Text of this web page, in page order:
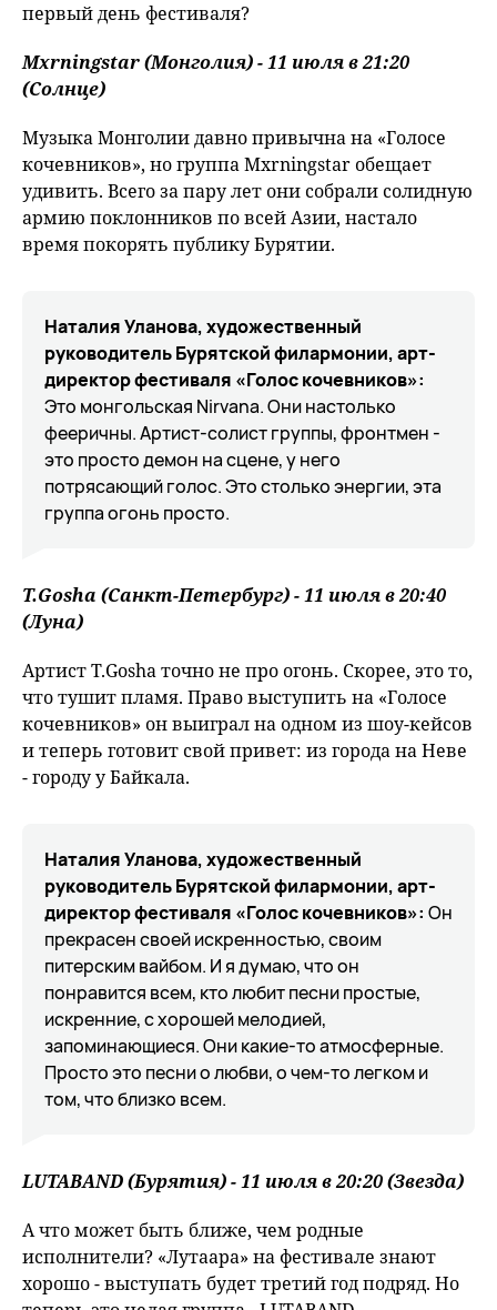
первый день фестиваля?
Mxrningstar (Монголия) - 11 июля в 21:20
(Солнце)
Музыка Монголии давно привычна на «Голосе
кочевников», но группа Mxrningstar обещает
удивить. Всего за пару лет они собрали солидную
армию поклонников по всей Азии, настало
время покорять публику Бурятии.
Наталия Уланова, художественный
руководитель Бурятской филармонии, арт-
директор фестиваля «Голос кочевников»:
Это монгольская Nirvana. Они настолько
фееричны. Артист-солист группы, фронтмен -
это просто демон на сцене, у него
потрясающий голос. Это столько энергии, эта
группа огонь просто.
T.Gosha (Санкт-Петербург) - 11 июля в 20:40
(Луна)
Артист T.Gosha точно не про огонь. Скорее, это то,
что тушит пламя. Право выступить на «Голосе
кочевников» он выиграл на одном из шоу-кейсов
и теперь готовит свой привет: из города на Неве
- городу у Байкала.
Наталия Уланова, художественный
руководитель Бурятской филармонии, арт-
директор фестиваля «Голос кочевников»: Он
прекрасен своей искренностью, своим
питерским вайбом. И я думаю, что он
понравится всем, кто любит песни простые,
искренние, с хорошей мелодией,
запоминающиеся. Они какие-то атмосферные.
Просто это песни о любви, о чем-то легком и
том, что близко всем.
LUTABAND (Бурятия) - 11 июля в 20:20 (Звезда)
А что может быть ближе, чем родные
исполнители? «Лутаара» на фестивале знают
хорошо - выступать будет третий год подряд. Но